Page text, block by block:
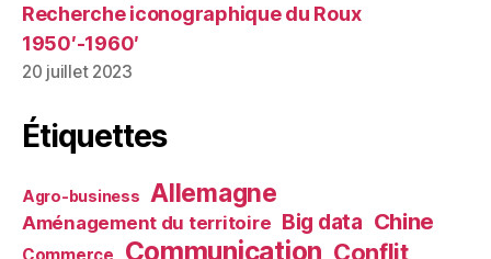
Recherche iconographique du Roux
1950′-1960′
20 juillet 2023
Étiquettes
Agro-business Allemagne
Aménagement du territoire Big data Chine
Communication Conflit